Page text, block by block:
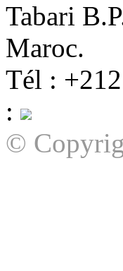
Tabari
Maroc.
Tél :
:
©